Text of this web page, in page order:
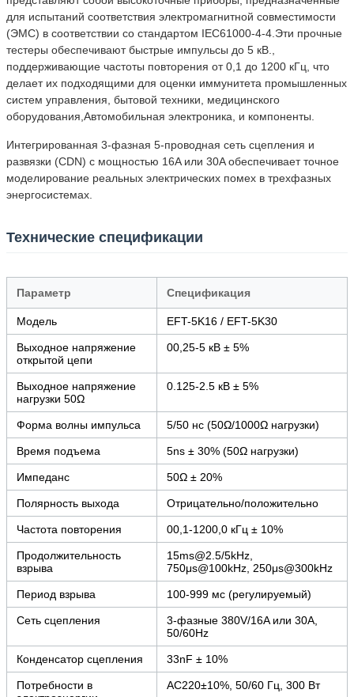
для испытаний соответствия электромагнитной совместимости
(ЭМС) в соответствии со стандартом IEC61000-4-4.Эти прочные
тестеры обеспечивают быстрые импульсы до 5 кВ.,
поддерживающие частоты повторения от 0,1 до 1200 кГц, что
делает их подходящими для оценки иммунитета промышленных
систем управления, бытовой техники, медицинского
оборудования,Автомобильная электроника, и компоненты.
Интегрированная 3-фазная 5-проводная сеть сцепления и
развязки (CDN) с мощностью 16A или 30A обеспечивает точное
моделирование реальных электрических помех в трехфазных
энергосистемах.
Технические спецификации
Параметр Спецификация
Модель EFT-5K16 / EFT-5K30
Выходное напряжение
открытой цепи
00,25-5 кВ ± 5%
Выходное напряжение
нагрузки 50Ω
0.125-2.5 кВ ± 5%
Форма волны импульса 5/50 нс (50Ω/1000Ω нагрузки)
Время подъема 5ns ± 30% (50Ω нагрузки)
Импеданс 50Ω ± 20%
Полярность выхода Отрицательно/положительно
Частота повторения 00,1-1200,0 кГц ± 10%
Продолжительность
взрыва
15ms@2.5/5kHz,
750μs@100kHz, 250μs@300kHz
Период взрыва 100-999 мс (регулируемый)
Сеть сцепления
3-фазные 380V/16A или 30A,
50/60Hz
Конденсатор сцепления 33nF ± 10%
Потребности в
AC220±10%, 50/60 Гц, 300 Вт